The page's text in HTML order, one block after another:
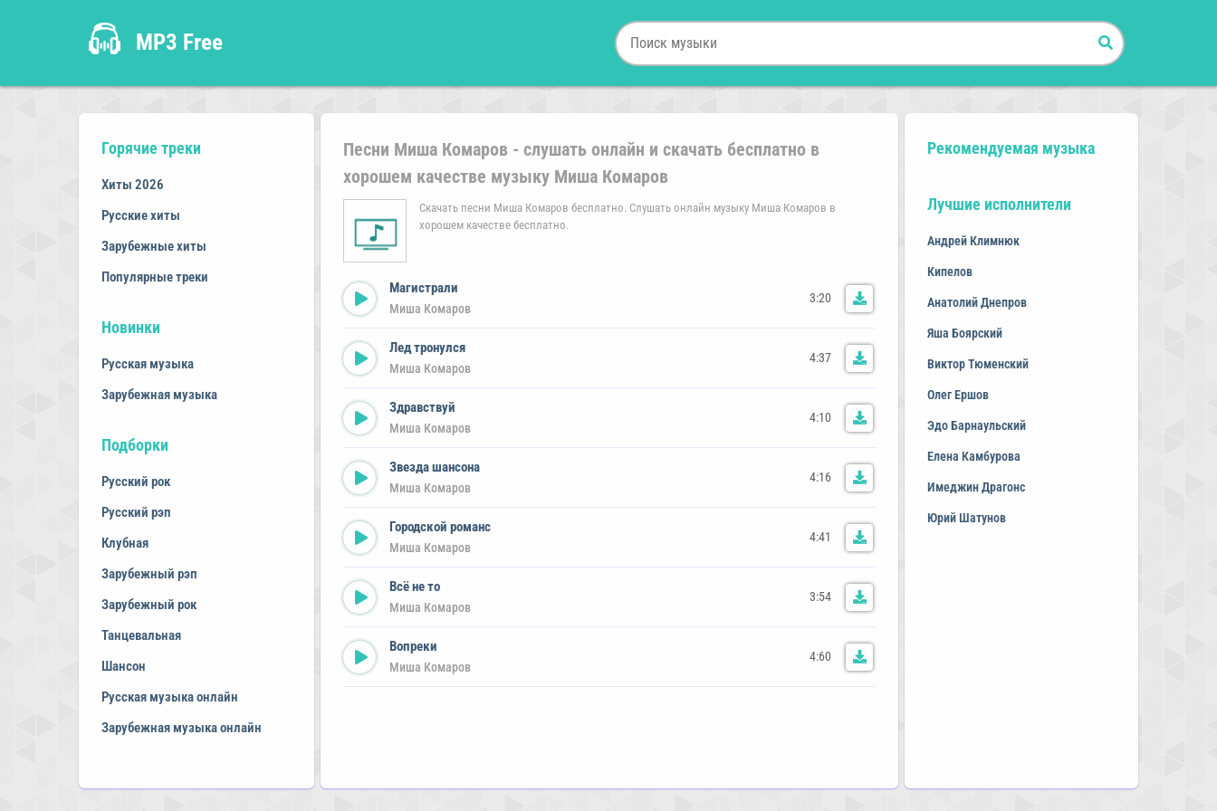
MP3 Free
Горячие треки
Хиты 2026
Русские хиты
Зарубежные хиты
Популярные треки
Новинки
Русская музыка
Зарубежная музыка
Подборки
Русский рок
Русский рэп
Клубная
Зарубежный рэп
Зарубежный рок
Танцевальная
Шансон
Русская музыка онлайн
Зарубежная музыка онлайн
Песни Миша Комаров - слушать онлайн и скачать бесплатно в
хорошем качестве музыку Миша Комаров
Скачать песни Миша Комаров бесплатно. Слушать онлайн музыку Миша Комаров в
хорошем качестве бесплатно.
Магистрали
Миша Комаров
3:20
Лед тронулся
Миша Комаров
4:37
Здравствуй
Миша Комаров
4:10
Звезда шансона
Миша Комаров
4:16
Городской романс
Миша Комаров
4:41
Всё не то
Миша Комаров
3:54
Вопреки
Миша Комаров
4:60
Рекомендуемая музыка
Лучшие исполнители
Андрей Климнюк
Кипелов
Анатолий Днепров
Яша Боярский
Виктор Тюменский
Олег Ершов
Эдо Барнаульский
Елена Камбурова
Имеджин Драгонс
Юрий Шатунов